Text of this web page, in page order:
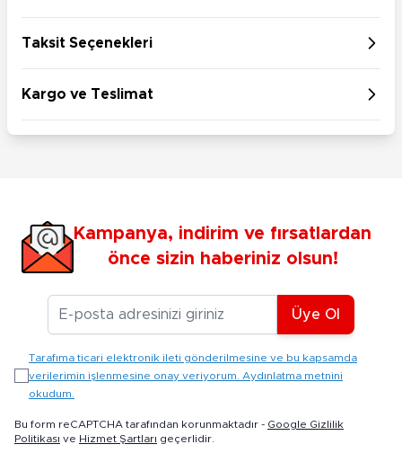
Taksit Seçenekleri
Kargo ve Teslimat
Kampanya, indirim ve fırsatlardan
önce sizin haberiniz olsun!
E-posta Adresiniz
Üye Ol
Tarafıma ticari elektronik ileti gönderilmesine ve bu kapsamda
verilerimin işlenmesine onay veriyorum. Aydınlatma metnini
okudum.
Bu form reCAPTCHA tarafından korunmaktadır - Google Gizlilik
Politikası ve Hizmet Şartları geçerlidir.